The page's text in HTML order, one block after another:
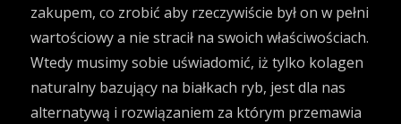
zakupem, co zrobić aby rzeczywiście był on w pełni
wartościowy a nie stracił na swoich właściwościach.
Wtedy musimy sobie uświadomić, iż tylko kolagen
naturalny bazujący na białkach ryb, jest dla nas
alternatywą i rozwiązaniem za którym przemawia